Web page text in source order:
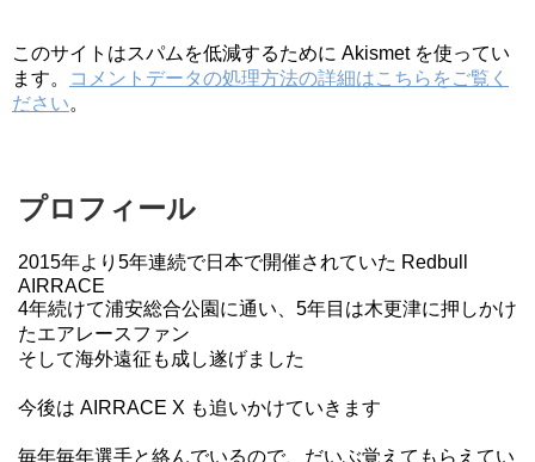
このサイトはスパムを低減するために Akismet を使ってい
ます。
コメントデータの処理方法の詳細はこちらをご覧く
ださい。
プロフィール
2015年より5年連続で日本で開催されていた Redbull
AIRRACE
4年続けて浦安総合公園に通い、5年目は木更津に押しかけ
たエアレースファン
そして海外遠征も成し遂げました
今後は AIRRACE X も追いかけていきます
毎年毎年選手と絡んでいるので、だいぶ覚えてもらえてい